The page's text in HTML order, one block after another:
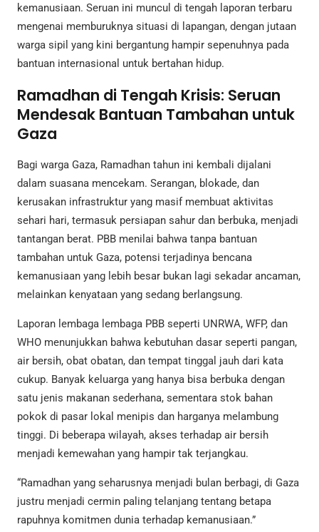
kemanusiaan. Seruan ini muncul di tengah laporan terbaru
mengenai memburuknya situasi di lapangan, dengan jutaan
warga sipil yang kini bergantung hampir sepenuhnya pada
bantuan internasional untuk bertahan hidup.
Ramadhan di Tengah Krisis: Seruan
Mendesak Bantuan Tambahan untuk
Gaza
Bagi warga Gaza, Ramadhan tahun ini kembali dijalani
dalam suasana mencekam. Serangan, blokade, dan
kerusakan infrastruktur yang masif membuat aktivitas
sehari hari, termasuk persiapan sahur dan berbuka, menjadi
tantangan berat. PBB menilai bahwa tanpa bantuan
tambahan untuk Gaza, potensi terjadinya bencana
kemanusiaan yang lebih besar bukan lagi sekadar ancaman,
melainkan kenyataan yang sedang berlangsung.
Laporan lembaga lembaga PBB seperti UNRWA, WFP, dan
WHO menunjukkan bahwa kebutuhan dasar seperti pangan,
air bersih, obat obatan, dan tempat tinggal jauh dari kata
cukup. Banyak keluarga yang hanya bisa berbuka dengan
satu jenis makanan sederhana, sementara stok bahan
pokok di pasar lokal menipis dan harganya melambung
tinggi. Di beberapa wilayah, akses terhadap air bersih
menjadi kemewahan yang hampir tak terjangkau.
“Ramadhan yang seharusnya menjadi bulan berbagi, di Gaza
justru menjadi cermin paling telanjang tentang betapa
rapuhnya komitmen dunia terhadap kemanusiaan.”